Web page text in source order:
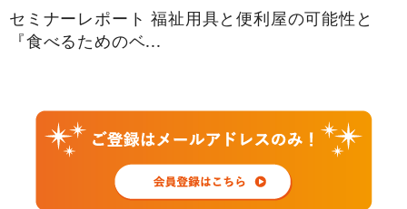
セミナーレポート 福祉用具と便利屋の可能性と
『食べるためのベ...